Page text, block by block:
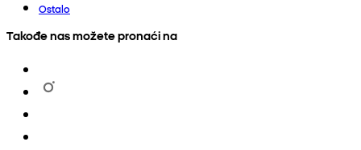
Ostalo
Takođe nas možete pronaći na